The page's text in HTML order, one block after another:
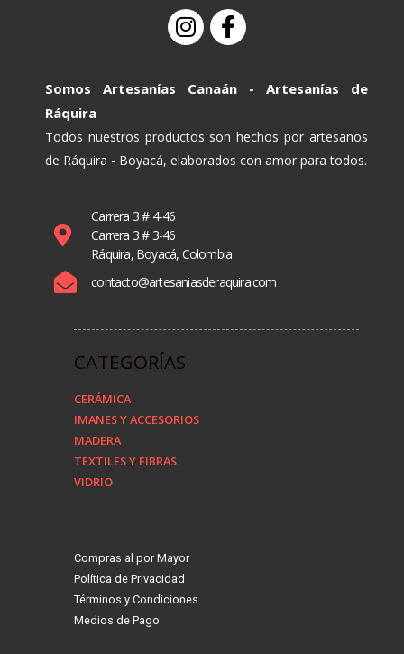
Somos Artesanías Canaán - Artesanías de
Ráquira
Todos nuestros productos son hechos por artesanos
de Ráquira - Boyacá, elaborados con amor para todos.
Carrera 3 # 4-46
Carrera 3 # 3-46
Ráquira, Boyacá, Colombia
contacto@artesaniasderaquira.com
CATEGORÍAS
CERÁMICA
IMANES Y ACCESORIOS
MADERA
TEXTILES Y FIBRAS
VIDRIO
Compras al por Mayor
Política de Privacidad
Términos y Condiciones
Medios de Pago